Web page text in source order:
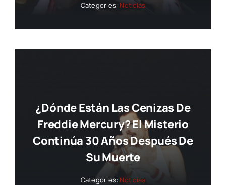
Categories: Noticias
¿Dónde Están Las Cenizas De
Freddie Mercury? El Misterio
Continúa 30 Años Después De
Su Muerte
Categories: Noticias